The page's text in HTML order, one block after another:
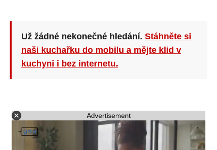
Už žádné nekonečné hledání. Stáhněte si
naši kuchařku do mobilu a mějte klid v
kuchyni i bez internetu.
Advertisement